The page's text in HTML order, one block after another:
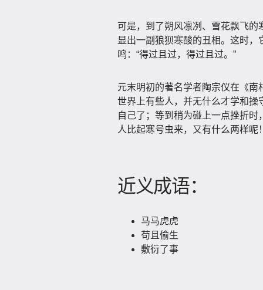
可是，到了朔风凛冽、雪花飘飞的
显出一副狼狈寒酸的丑相。这时
鸣：“得过且过，得过且过。”
元末明初的著名学者陶宗仪在《南
世界上有些人，并无什么才学和
自己了；等到稍为碰上一点挫折
人比起寒号虫来，又有什么两样呢
近义成语：
马马虎虎
苟且偷生
敷衍了事